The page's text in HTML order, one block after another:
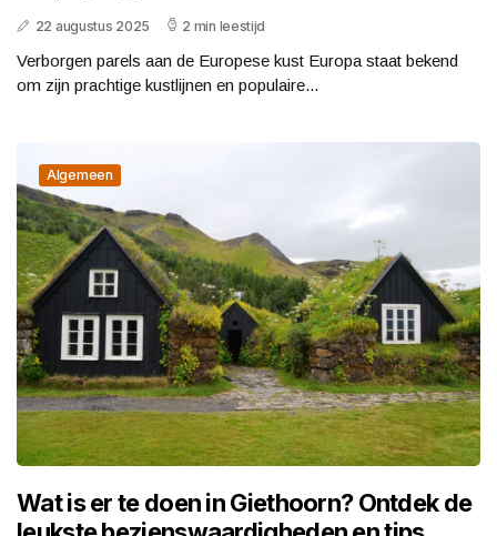
22 augustus 2025 2 min leestijd
Verborgen parels aan de Europese kust Europa staat bekend
om zijn prachtige kustlijnen en populaire...
Algemeen
Wat is er te doen in Giethoorn? Ontdek de